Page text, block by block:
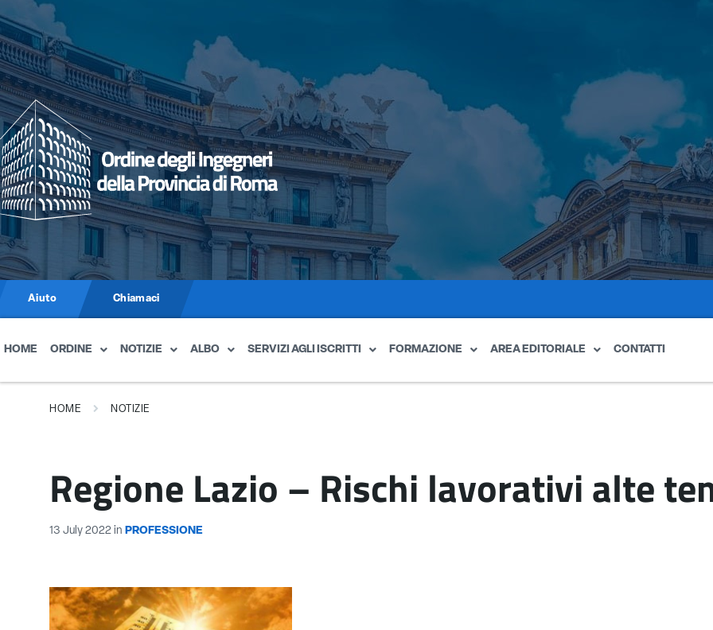
Aiuto Chiamaci
HOME ORDINE NOTIZIE ALBO SERVIZI AGLI ISCRITTI FORMAZIONE AREA EDITORIALE CONTATTI
HOME NOTIZIE
Regione Lazio – Rischi lavorativi alte
13 July 2022 in PROFESSIONE